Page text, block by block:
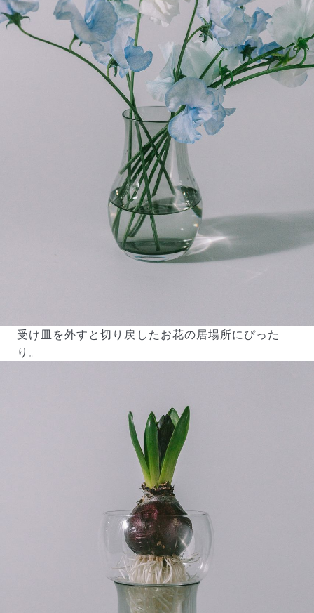
受け皿を外すと切り戻したお花の居場所にぴった
り。